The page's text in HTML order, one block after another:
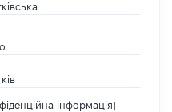
інформація]